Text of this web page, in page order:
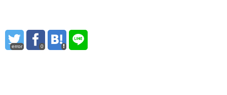
error 0